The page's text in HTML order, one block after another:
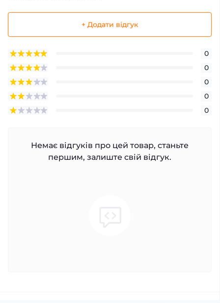
+ Додати відгук
0
0
0
0
0
Немає відгуків про цей товар, станьте
першим, залиште свій відгук.